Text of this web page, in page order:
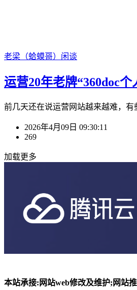
老梁（蛤蟆哥） 闲谈
运营20年老牌“360doc
前几天还在说运营网站越来越难，
2026年4月09日 09:30:11
269
加载更多
本站承接:网站web修改及维护;网站